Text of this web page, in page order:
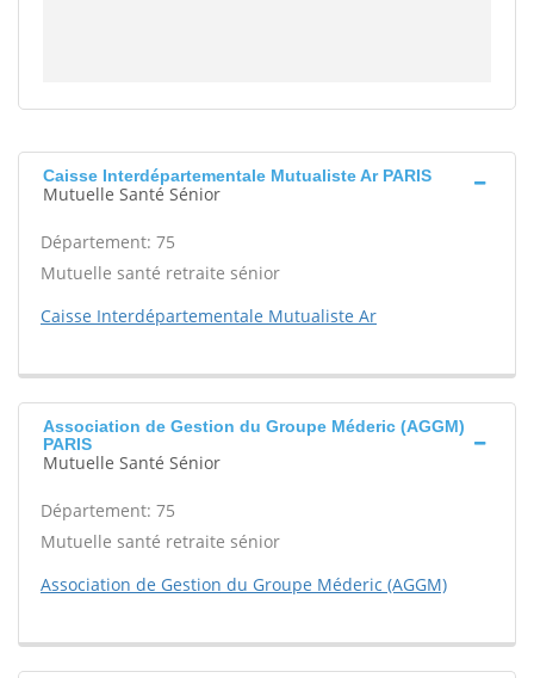
Caisse Interdépartementale Mutualiste Ar PARIS
Mutuelle Santé Sénior
Département: 75
Mutuelle santé retraite sénior
Caisse Interdépartementale Mutualiste Ar
Association de Gestion du Groupe Méderic (AGGM)
PARIS
Mutuelle Santé Sénior
Département: 75
Mutuelle santé retraite sénior
Association de Gestion du Groupe Méderic (AGGM)